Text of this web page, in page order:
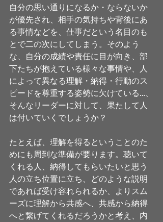
自分の思い通りになるか・ならないか
が優先され、相手の気持ちや背後にあ
る事情などを、仕事だという名目のも
とで二の次にしてしまう。そのよう
な、自分の成績や責任に目が向き、部
下たちが抱えている様々な事情や、人
によって異なる理解・納得・行動のス
ピードを尊重する姿勢に欠けている…、
そんなリーダーに対して、果たして人
は付いていくでしょうか？
たとえば、理解を得るということのた
めにも周到な準備が要ります。聴いて
くれる人、納得してもらいたいと思う
人の立ち位置に立ち、どのような説明
であれば受け容れられるか、よりスム
ーズに理解から共感へ、共感から納得
へと繋げてくれるだろうかと考え、内